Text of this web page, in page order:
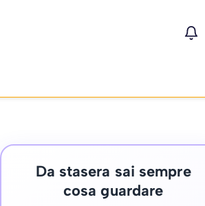
Da stasera sai sempre
cosa guardare